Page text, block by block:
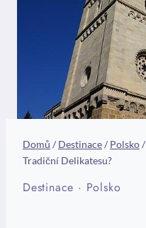
Domů / Destinace/ Polsko/
Tradiční Delikatesu?
Destinace · Polsko